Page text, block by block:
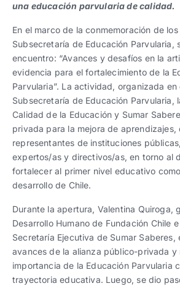
una educación parvularia de calidad.
En el marco de la conmemoración de
Subsecretaría de Educación Parvularia,
encuentro: “Avances y desafíos en la
evidencia para el fortalecimiento de la
Parvularia”. La actividad, organizada
Subsecretaría de Educación Parvularia,
Calidad de la Educación y Sumar
privada para la mejora de aprendizajes,
representantes de instituciones
expertos/as y directivos/as, en torno al
fortalecer al primer nivel educativo
desarrollo de Chile.
Durante la apertura, Valentina Quiroga,
Desarrollo Humano de Fundación Chile
Secretaría Ejecutiva de Sumar Saberes,
avances de la alianza público-privada y
importancia de la Educación Parvularia
trayectoria educativa. Luego, se dio